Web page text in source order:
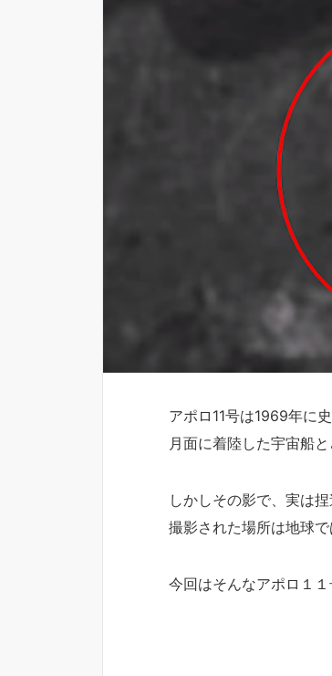
アポロ11号は1969年に
月面に着陸した宇宙船と
しかしその影で、実は
撮影された場所は地球
今回はそんなアポロ１